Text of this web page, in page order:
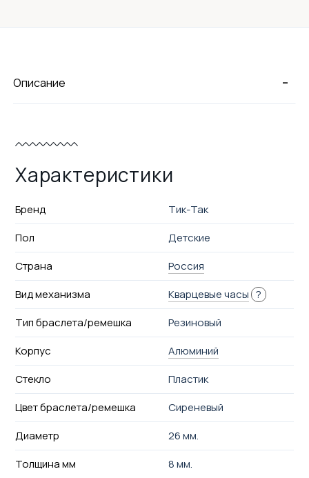
-
Описание
Характеристики
Бренд
Тик-Так
Пол
Детские
Страна
Россия
Вид механизма
Кварцевые часы ?
Тип браслета/ремешка
Резиновый
Корпус
Алюминий
Стекло
Пластик
Цвет браслета/ремешка
Сиреневый
Диаметр
26 мм.
Толщина мм
8 мм.